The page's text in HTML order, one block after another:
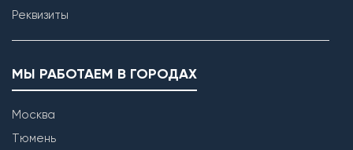
Реквизиты
МЫ РАБОТАЕМ В ГОРОДАХ
Москва
Тюмень